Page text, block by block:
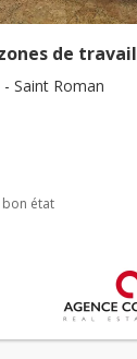
de travail
Saint Roman
bon état